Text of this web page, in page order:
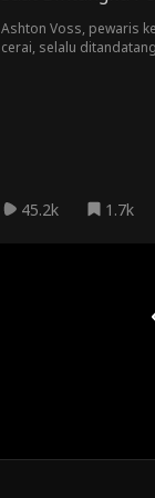
Ashton Voss, pewaris
cerai, selalu
45.2k 1.7k